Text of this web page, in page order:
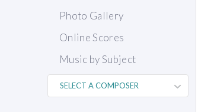
Photo Gallery
Online Scores
Music by Subject